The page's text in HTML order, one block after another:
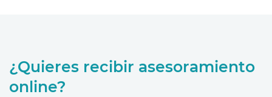
¿Quieres recibir asesoramiento
online?